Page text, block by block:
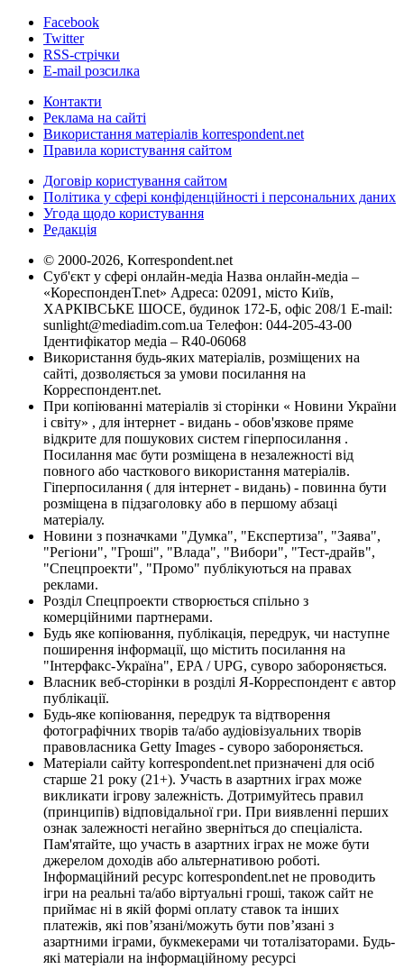
Facebook
Twitter
RSS-стрічки
E-mail розсилка
Контакти
Реклама на сайті
Використання матеріалів korrespondent.net
Правила користування сайтом
Договір користування сайтом
Політика у сфері конфіденційності і персональних даних
Угода щодо користування
Редакція
© 2000-2026, Korrespondent.net
Суб'єкт у сфері онлайн-медіа Назва онлайн-медіа –
«КореспонденТ.net» Адреса: 02091, місто Київ,
ХАРКІВСЬКЕ ШОСЕ, будинок 172-Б, офіс 208/1 E-mail:
sunlight@mediadim.com.ua Телефон: 044-205-43-00
Ідентифікатор медіа – R40-06068
Використання будь-яких матеріалів, розміщених на
сайті, дозволяється за умови посилання на
Корреспондент.net.
При копіюванні матеріалів зі сторінки « Новини України
і світу» , для інтернет - видань - обов'язкове пряме
відкрите для пошукових систем гіперпосилання .
Посилання має бути розміщена в незалежності від
повного або часткового використання матеріалів.
Гіперпосилання ( для інтернет - видань) - повинна бути
розміщена в підзаголовку або в першому абзаці
матеріалу.
Новини з позначками "Думка", "Експертиза", "Заява",
"Регіони", "Гроші", "Влада", "Вибори", "Тест-драйв",
"Спецпроекти", "Промо" публікуються на правах
реклами.
Розділ Спецпроекти створюється спільно з
комерційними партнерами.
Будь яке копіювання, публікація, передрук, чи наступне
поширення інформації, що містить посилання на
"Інтерфакс-Україна", EPA / UPG, суворо забороняється.
Власник веб-сторінки в розділі Я-Корреспондент є автор
публікації.
Будь-яке копіювання, передрук та відтворення
фотографічних творів та/або аудіовізуальних творів
правовласника Getty Images - суворо забороняється.
Матеріали сайту korrespondent.net призначені для осіб
старше 21 року (21+). Участь в азартних іграх може
викликати ігрову залежність. Дотримуйтесь правил
(принципів) відповідальної гри. При виявленні перших
ознак залежності негайно зверніться до спеціаліста.
Пам'ятайте, що участь в азартних іграх не може бути
джерелом доходів або альтернативою роботі.
Інформаційний ресурс korrespondent.net не проводить
ігри на реальні та/або віртуальні гроші, також сайт не
приймає ні в якій формі оплату ставок та інших
платежів, які пов’язані/можуть бути пов’язані з
азартними іграми, букмекерами чи тоталізаторами. Будь-
які матеріали на інформаційному ресурсі